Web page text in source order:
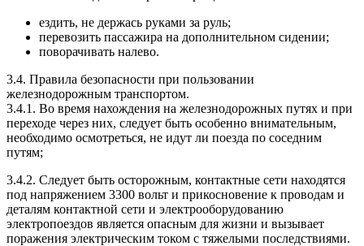
ездить, не держась руками за руль;
перевозить пассажира на дополнительном сидении;
поворачивать налево.
3.4. Правила безопасности при пользовании
железнодорожным транспортом.
3.4.1. Во время нахождения на железнодорожных путях и при
переходе через них, следует быть особенно внимательным,
необходимо осмотреться, не идут ли поезда по соседним
путям;
3.4.2. Следует быть осторожным, контактные сети находятся
под напряжением 3300 вольт и прикосновение к проводам и
деталям контактной сети и электрооборудованию
электропоездов является опасным для жизни и вызывает
поражения электрическим током с тяжелыми последствиями.